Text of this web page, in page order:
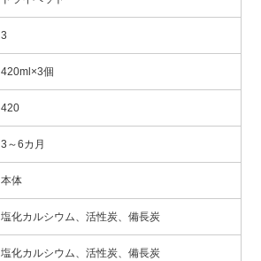
3
420ml×3個
420
3～6カ月
本体
塩化カルシウム、活性炭、備長炭
塩化カルシウム、活性炭、備長炭